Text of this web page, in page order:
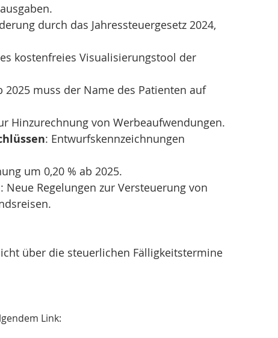
durch das Jahressteuergesetz 2024,
kostenfreies Visualisierungstool der
2025 muss der Name des Patienten auf
Hinzurechnung von Werbeaufwendungen.
: Entwurfskennzeichnungen
um 0,20 % ab 2025.
: Neue Regelungen zur Versteuerung von
über die steuerlichen Fälligkeitstermine
Link: